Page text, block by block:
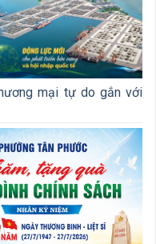
mại tự do gắn với